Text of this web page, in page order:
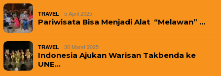
TRAVEL 5 April 2025
Pariwisata Bisa Menjadi Alat “Melawan” …
TRAVEL 30 Maret 2025
Indonesia Ajukan Warisan Takbenda ke
UNE…